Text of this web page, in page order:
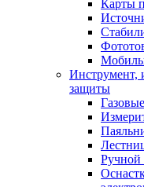
Карты
Инструмент,
защиты
Ручной